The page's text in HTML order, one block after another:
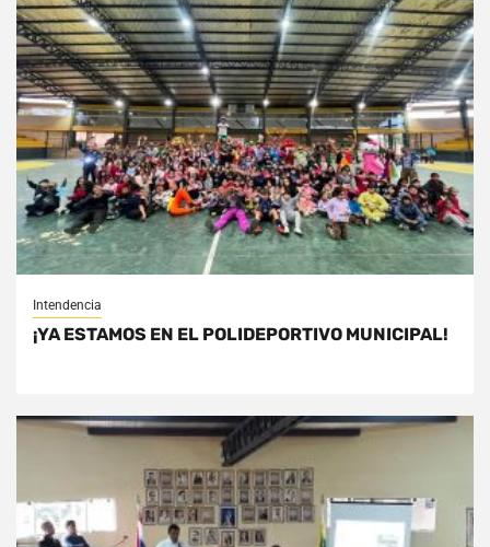
Intendencia
¡YA ESTAMOS EN EL POLIDEPORTIVO MUNICIPAL!